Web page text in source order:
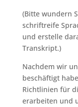
(Bitte wundern
schriftreife
und erstelle
Transkript.)
Nachdem wir
beschäftigt
Richtlinien für
erarbeiten und